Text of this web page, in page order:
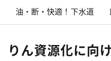
油・断・快適！下水道
りん資源化に向